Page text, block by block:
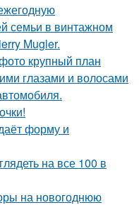
семьи в винтажном
Mugler.
крупный план
глазами и волосами
форму и
на все 100 в
на новогоднюю